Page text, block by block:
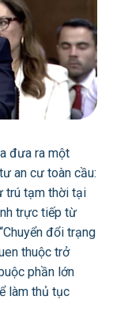
đưa ra một
an cư toàn cầu:
trú tạm thời tại
trực tiếp từ
đổi trạng
thuộc trở
phần lớn
làm thủ tục